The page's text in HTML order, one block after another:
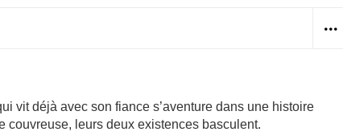
vit déjà avec son fiance s’aventure dans une histoire
couvreuse, leurs deux existences basculent.